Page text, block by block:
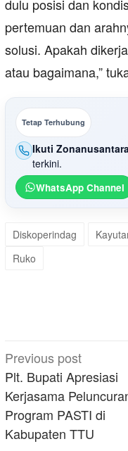
dulu posisi dan
pertemuan dan
solusi. Apakah
atau bagaimana,”
Tetap Terhubung
Ikuti
terkini.
WhatsApp Channel
Diskoperindag
Ruko
Post
navigation
Previous post
Plt. Bupati Apresiasi
Kerjasama
Program PASTI di
Kabupaten TTU